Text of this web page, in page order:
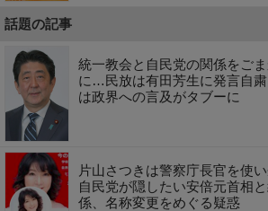
話題の記事
統一教会と自民党の関係をご
に…民放は有田芳生に発言自
は政界への言及がタブーに
片山さつきは警察庁長官を使
自民党が隠したい安倍元首相
係、名称変更をめぐる疑惑